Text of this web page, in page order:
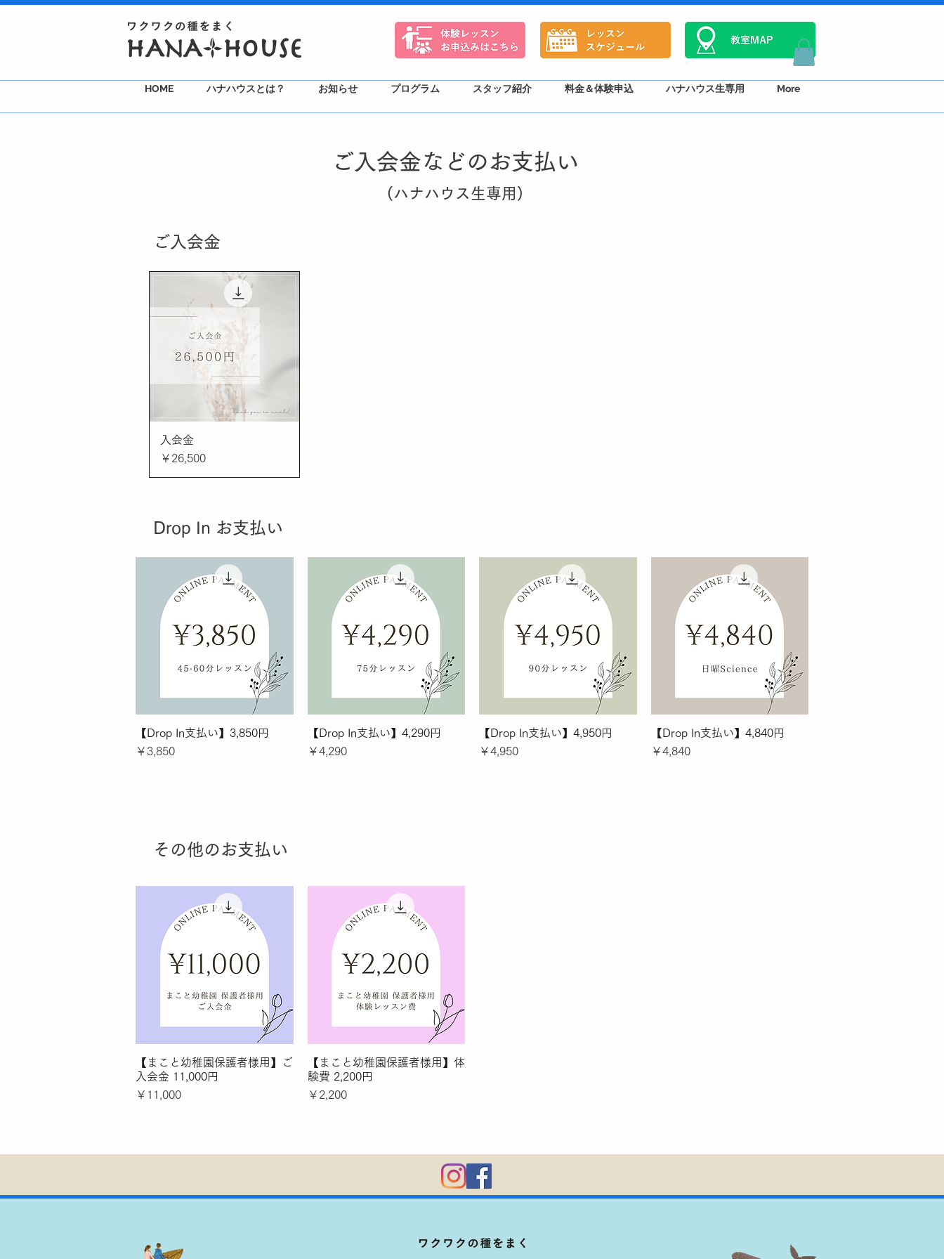
HOME ハナハウスとは？ お知らせ プログラム スタッフ紹介 料金＆体験申込 ハナハウス生専用 More
​ご入会金などのお支払い
(ハナハウス生専用)
​ご入会金
クイックビュー
入会金
価格
￥26,500
Drop In お支払い​
クイックビュー
【Drop In支払い】3,850円
価格
￥3,850
クイックビュー
【Drop In支払い】4,290円
価格
￥4,290
クイックビュー
【Drop In支払い】4,950円
価格
￥4,950
クイックビュー
【Drop In支払い】4,840円
価格
￥4,840
その他のお支払い
クイックビュー
【まこと幼稚園保護者様用】ご
入会金 11,000円
価格
￥11,000
クイックビュー
【まこと幼稚園保護者様用】体
験費 2,200円
価格
￥2,200